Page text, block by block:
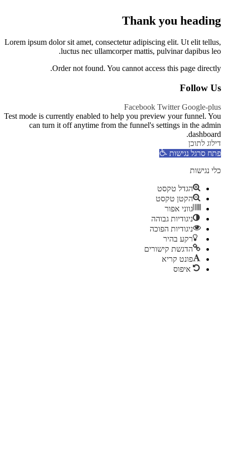
Thank you heading
Lorem ipsum dolor sit amet, consectetur adipiscing elit. Ut elit tellus,
luctus nec ullamcorper mattis, pulvinar dapibus leo.
Order not found. You cannot access this page directly.
Follow Us
Facebook Twitter Google-plus
Test mode is currently enabled to help you preview your funnel. You
can turn it off anytime from the funnel's settings in the admin
dashboard.
דילוג לתוכן
פתח סרגל נגישות
כלי נגישות
הגדל טקסט
הקטן טקסט
גווני אפור
ניגודיות גבוהה
ניגודיות הפוכה
רקע בהיר
הדגשת קישורים
פונט קריא
איפוס